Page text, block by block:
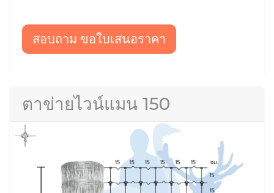
สอบถาม ขอใบเสนอราคา
ตาข่ายไวน์แมน 150